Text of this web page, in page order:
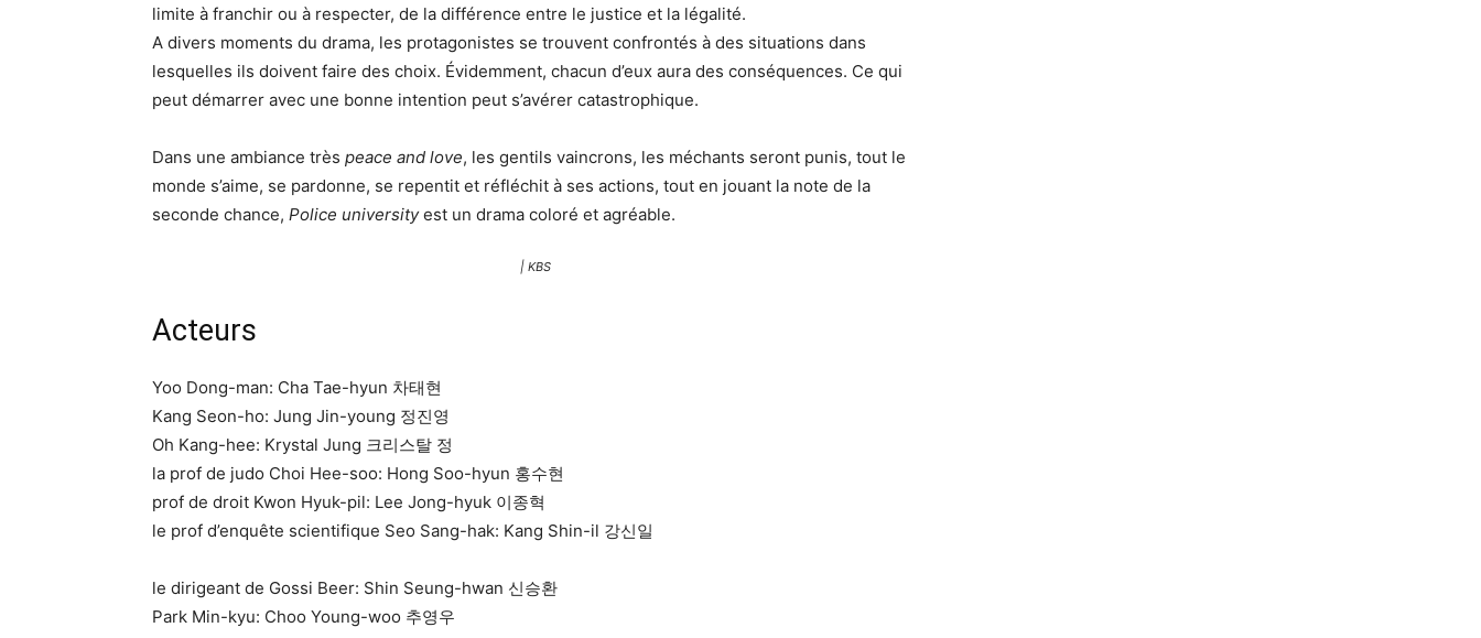
limite à franchir ou à respecter, de la différence entre le justice et la légalité.
A divers moments du drama, les protagonistes se trouvent confrontés à des situations dans
lesquelles ils doivent faire des choix. Évidemment, chacun d’eux aura des conséquences. Ce qui
peut démarrer avec une bonne intention peut s’avérer catastrophique.
Dans une ambiance très peace and love, les gentils vaincrons, les méchants seront punis, tout le
monde s’aime, se pardonne, se repentit et réfléchit à ses actions, tout en jouant la note de la
seconde chance, Police universityest un drama coloré et agréable.
| KBS
Acteurs
Yoo Dong-man: Cha Tae-hyun 차태현
Kang Seon-ho: Jung Jin-young 정진영
Oh Kang-hee: Krystal Jung 크리스탈 정
la prof de judo Choi Hee-soo: Hong Soo-hyun 홍수현
prof de droit Kwon Hyuk-pil: Lee Jong-hyuk 이종혁
le prof d’enquête scientifique Seo Sang-hak: Kang Shin-il 강신일
le dirigeant de Gossi Beer: Shin Seung-hwan 신승환
Park Min-kyu: Choo Young-woo 추영우